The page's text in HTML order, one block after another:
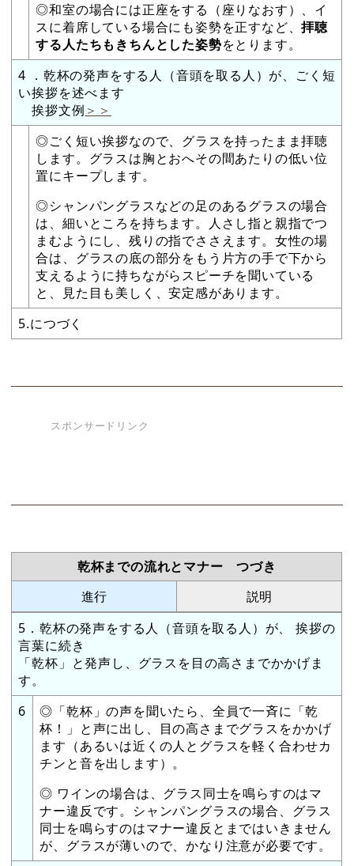
◎和室の場合には正座をする（座りなおす）、イ
スに着席している場合にも姿勢を正すなど、拝聴
する人たちもきちんとした姿勢をとります。
4 ．乾杯の発声をする人（音頭を取る人）が、ごく短
い挨拶を述べます
挨拶文例 ＞＞
◎ごく短い挨拶なので、グラスを持ったまま拝聴
します。グラスは胸とおへその間あたりの低い位
置にキープします。
◎シャンパングラスなどの足のあるグラスの場合
は、細いところを持ちます。人さし指と親指でつ
まむようにし、残りの指でささえます。女性の場
合は、グラスの底の部分をもう片方の手で下から
支えるように持ちながらスピーチを聞いている
と、見た目も美しく、安定感があります。
5.につづく
スポンサードリンク
乾杯までの流れとマナー つづき
進行
説明
5．乾杯の発声をする人（音頭を取る人）が、 挨拶の
言葉に続き
「乾杯」と発声し、グラスを目の高さまでかかげま
す。
6
◎「乾杯」の声を聞いたら、全員で一斉に「乾
杯！」と声に出し、目の高さまでグラスをかかげ
ます（あるいは近くの人とグラスを軽く合わせカ
チンと音を出します）。
◎ ワインの場合は、グラス同士を鳴らすのはマ
ナー違反です。シャンパングラスの場合、グラス
同士を鳴らすのはマナー違反とまではいきません
が、グラスが薄いので、かなり注意が必要です。